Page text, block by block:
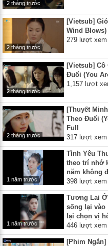
2 tháng trước
2 tháng trước
[Vietsub]
Wind Blows)
279 lượt xem
2 tháng trước
[Vietsub] Cô
Đuổi (You
1,157 lượt
2 tháng trước
[Thuyết
Theo Đuổi
Full
317 lượt xem
1 năm trước
Tình Yêu
theo trí nhớ
năm không
trúc mã
398 lượt xem
1 năm trước
Tương Lai
sống lại vào
lại chọn vị
446 lượt xem
[Phim Ngắn]